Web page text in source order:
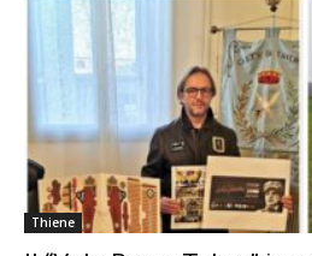
Thiene